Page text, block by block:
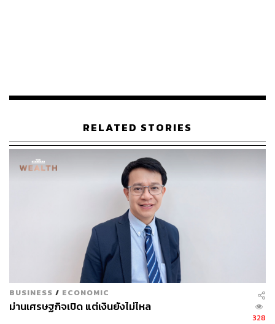
ประเด็นที่ 2: วัยสร้างครอบครัวเป็นกลุ่มที่แบกหนี้มาก
ที่สุด
โดยวัยสร้างครอบครัวถือเป็นกลุ่มที่ก่อหนี้มากที่สุด โดยคิด
เป็น 62% ของประชากรที่มีอายุตั้งแต่ 35-50 ปี โดยส่วนใหญ่
เป็นการก่อหนี้ส่วนบุคคล 43% รองลงมาคือหนี้เช่าซื้อรถและ
หนี้บัตรเครดิต 23% และ 17% ตามลำดับ นอกจากนี้ กลุ่มวัย
สร้างครอบครัวมักมีหนี้บ้านเพิ่มเติมขึ้นมาเพื่อสร้างหลักปัก
ฐาน ซึ่งหนี้บ้านเป็นหนี้ที่กินระยะเวลาผ่อนค่อนข้างนาน จึง
ทำให้กลุ่มนี้เป็นกลุ่มที่ต้องแบกรับภาระหนี้เฉลี่ยสูงถึง 1.54
แสนบาทต่อคน
RELATED STORIES
BUSINESS / ECONOMIC
ม่านเศรษฐกิจเปิด แต่เงินยังไม่ไหล
328